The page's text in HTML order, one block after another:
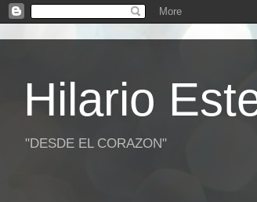
Hilario
"DESDE EL CORAZON"